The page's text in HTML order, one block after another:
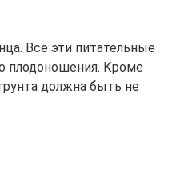
Все эти питательные
плодоношения. Кроме
должна быть не